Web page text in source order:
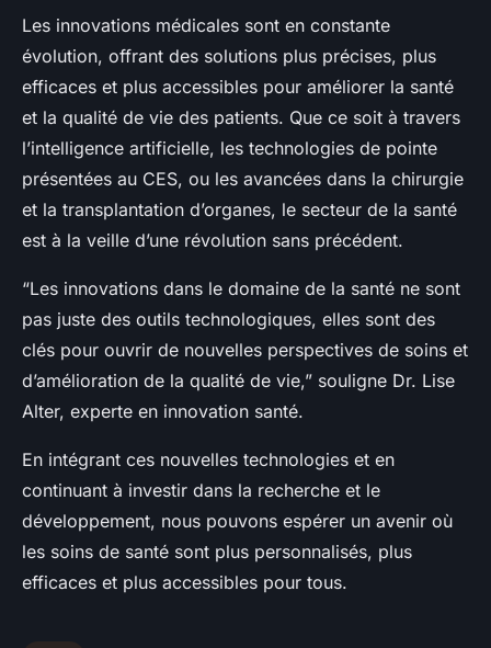
Les innovations médicales sont en constante
évolution, offrant des solutions plus précises, plus
efficaces et plus accessibles pour améliorer la santé
et la qualité de vie des patients. Que ce soit à travers
l’intelligence artificielle, les technologies de pointe
présentées au CES, ou les avancées dans la chirurgie
et la transplantation d’organes, le secteur de la santé
est à la veille d’une révolution sans précédent.
“Les innovations dans le domaine de la santé ne sont
pas juste des outils technologiques, elles sont des
clés pour ouvrir de nouvelles perspectives de soins et
d’amélioration de la qualité de vie,” souligne Dr. Lise
Alter, experte en innovation santé.
En intégrant ces nouvelles technologies et en
continuant à investir dans la recherche et le
développement, nous pouvons espérer un avenir où
les soins de santé sont plus personnalisés, plus
efficaces et plus accessibles pour tous.